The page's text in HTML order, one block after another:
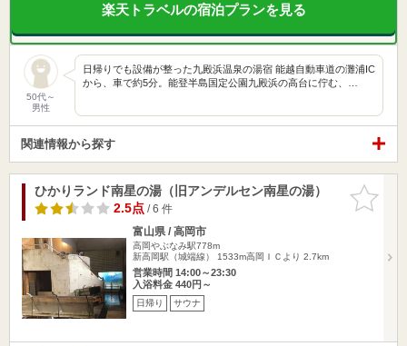
楽天トラベルの宿泊プランを見る
50代～
男性
日帰りでも設備が整った九殿浜温泉の湯宿 能越自動車道の灘浦IC
から、車で約5分。能登半島国定公園九殿浜の高台に佇む、…
関連情報から探す
お気に入
りに追加
ひかりランド南星の湯（旧アンデルセン南星の湯）
2.5点/ 6 件
富山県 / 高岡市
高岡やぶなみ駅778m
新高岡駅（城端線） 1533m高岡ＩＣより 2.7km
営業時間 14:00～23:30
入浴料金 440円～
日帰り サウナ